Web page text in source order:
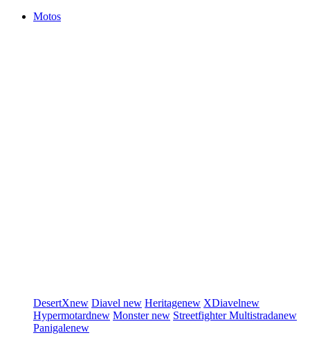
Motos
DesertXnew Diavel new Heritagenew XDiavelnew
Hypermotardnew Monsternew StreetfighterMultistradanew
Panigalenew